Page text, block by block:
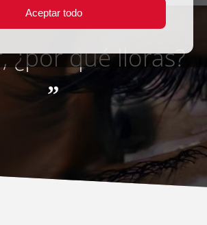
Aceptar todo
¿por qué lloras?
”